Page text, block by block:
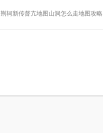
荆轲新传督亢地图山洞怎么走地图攻略